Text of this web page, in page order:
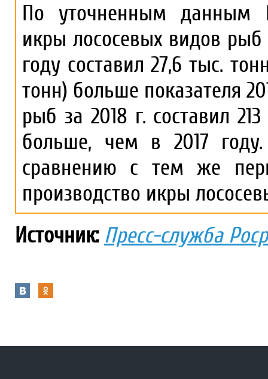
По уточненным данным
икры лососевых видов
году составил 27,6 тыс.
тонн) больше показателя
рыб за 2018 г. составил
больше, чем в 2017
сравнению с тем же
производство икры
Источник: Пресс-служба